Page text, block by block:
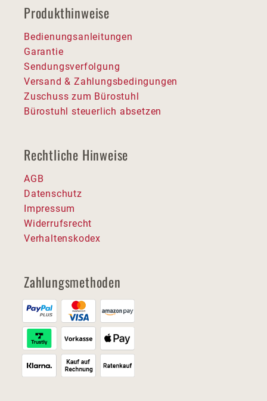
Produkthinweise
Bedienungsanleitungen
Garantie
Sendungsverfolgung
Versand & Zahlungsbedingungen
Zuschuss zum Bürostuhl
Bürostuhl steuerlich absetzen
Rechtliche Hinweise
AGB
Datenschutz
Impressum
Widerrufsrecht
Verhaltenskodex
Zahlungsmethoden